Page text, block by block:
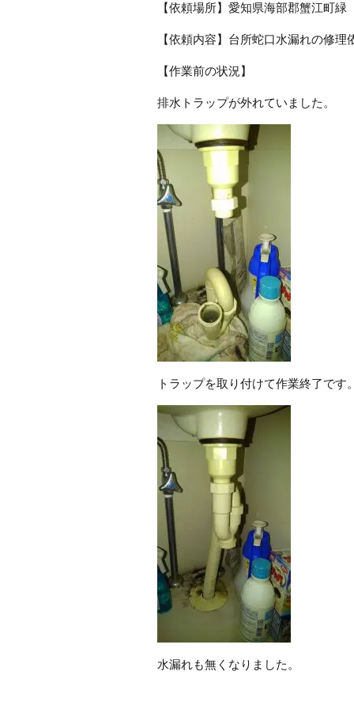
【依頼場所】愛知県海部郡蟹江町緑
【依頼内容】台所蛇口水漏れの修理
【作業前の状況】
排水トラップが外れていました。
トラップを取り付けて作業終了です
水漏れも無くなりました。